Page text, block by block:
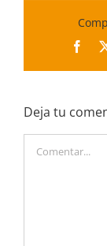
Deja tu